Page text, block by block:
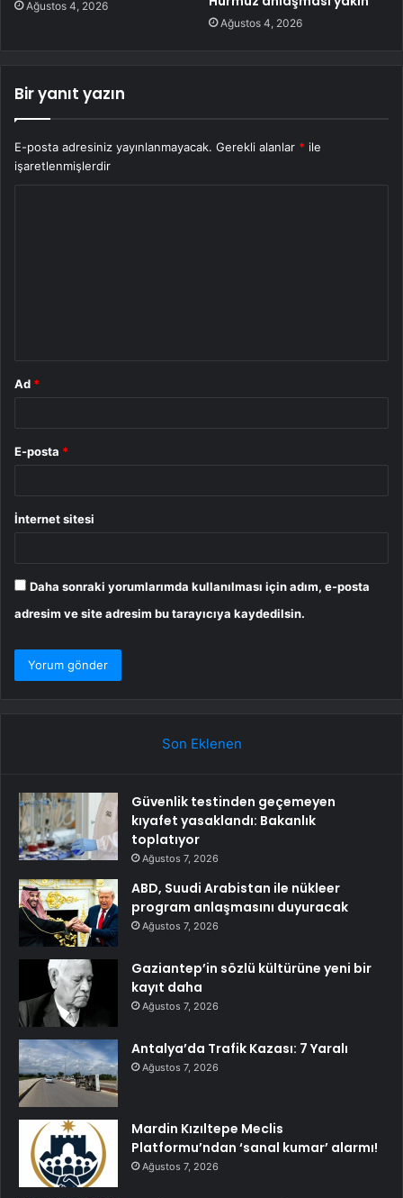
Ağustos 4, 2026
Ağustos 4, 2026
Bir yanıt yazın
E-posta adresiniz yayınlanmayacak. Gerekli alanlar * ile
işaretlenmişlerdir
Ad *
E-posta *
İnternet sitesi
Daha sonraki yorumlarımda kullanılması için adım, e-posta
adresim ve site adresim bu tarayıcıya kaydedilsin.
Son Eklenen
Güvenlik testinden geçemeyen
kıyafet yasaklandı: Bakanlık
toplatıyor
Ağustos 7, 2026
ABD, Suudi Arabistan ile nükleer
program anlaşmasını duyuracak
Ağustos 7, 2026
Gaziantep’in sözlü kültürüne yeni bir
kayıt daha
Ağustos 7, 2026
Antalya’da Trafik Kazası: 7 Yaralı
Ağustos 7, 2026
Mardin Kızıltepe Meclis
Platformu’ndan ‘sanal kumar’ alarmı!
Ağustos 7, 2026